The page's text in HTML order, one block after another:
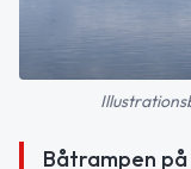
Båtrampen